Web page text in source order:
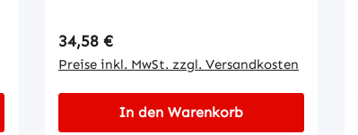
Regulärer Preis:
34,58 €
Preise inkl. MwSt. zzgl. Versandkosten
In den Warenkorb